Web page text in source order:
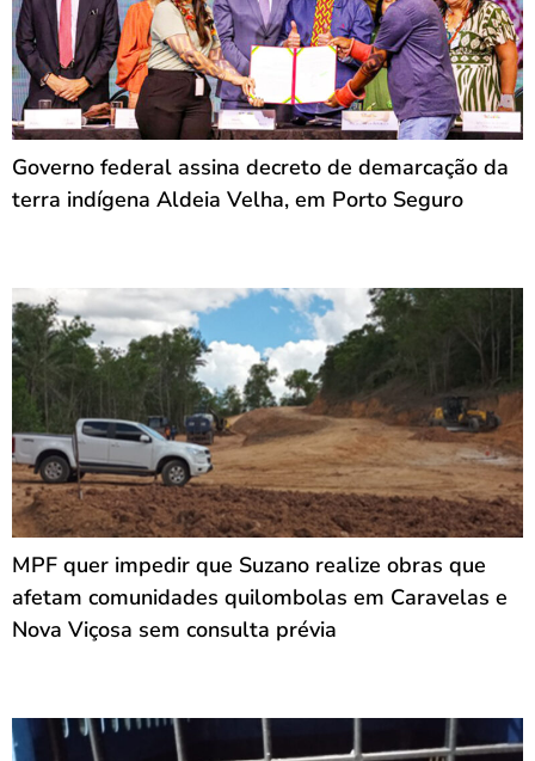
Governo federal assina decreto de demarcação da
terra indígena Aldeia Velha, em Porto Seguro
MPF quer impedir que Suzano realize obras que
afetam comunidades quilombolas em Caravelas e
Nova Viçosa sem consulta prévia